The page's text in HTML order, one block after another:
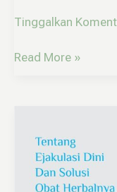
Tinggalkan
Read More »
Herbal
Cara